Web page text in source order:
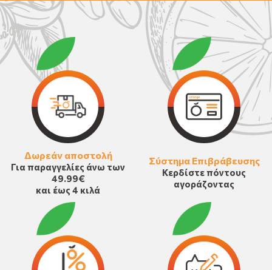
Δωρεάν αποστολή
Για παραγγελίες άνω των
49.99€
και έως 4 κιλά
Σύστημα Επιβράβευσης
Κερδίστε πόντους
αγοράζοντας